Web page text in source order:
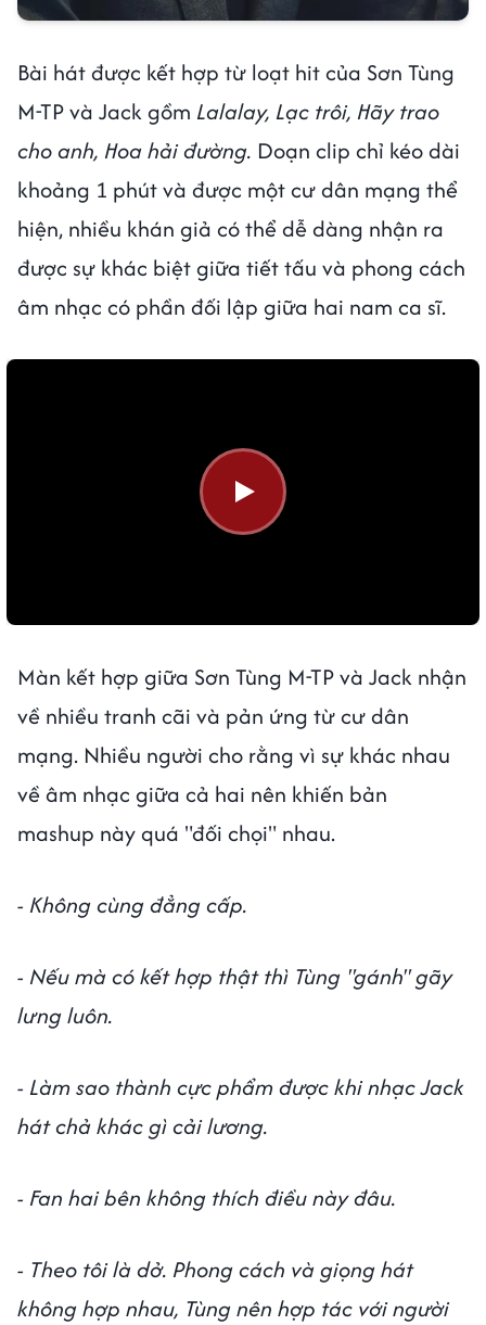
Bài hát được kết hợp từ loạt hit của Sơn Tùng
M-TP và Jack gồm Lalalay, Lạc trôi, Hãy trao
cho anh, Hoa hải đường. Doạn clip chỉ kéo dài
khoảng 1 phút và được một cư dân mạng thể
hiện, nhiều khán giả có thể dễ dàng nhận ra
được sự khác biệt giữa tiết tấu và phong cách
âm nhạc có phần đối lập giữa hai nam ca sĩ.
Màn kết hợp giữa Sơn Tùng M-TP và Jack nhận
về nhiều tranh cãi và pản ứng từ cư dân
mạng. Nhiều người cho rằng vì sự khác nhau
về âm nhạc giữa cả hai nên khiến bản
mashup này quá "đối chọi" nhau.
- Không cùng đẳng cấp.
- Nếu mà có kết hợp thật thì Tùng "gánh" gãy
lưng luôn.
- Làm sao thành cực phẩm được khi nhạc Jack
hát chả khác gì cải lương.
- Fan hai bên không thích điều này đâu.
- Theo tôi là dở. Phong cách và giọng hát
không hợp nhau, Tùng nên hợp tác với người